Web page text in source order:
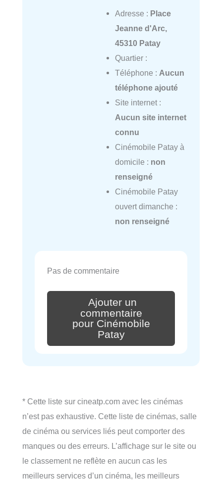
Adresse : Place
Jeanne d'Arc,
45310 Patay
Quartier :
Téléphone : Aucun
téléphone ajouté
Site internet :
Aucun site internet
connu
Cinémobile Patay à
domicile : non
renseigné
Cinémobile Patay
ouvert dimanche :
non renseigné
Pas de commentaire
Ajouter un
commentaire
pour Cinémobile
Patay
* Cette liste sur cineatp.com avec les cinémas
n’est pas exhaustive. Cette liste de cinémas, salle
de cinéma ou services liés peut comporter des
manques ou des erreurs. L’affichage sur le site ou
le classement ne reflète en aucun cas les
meilleurs services d’un cinéma, les meilleurs